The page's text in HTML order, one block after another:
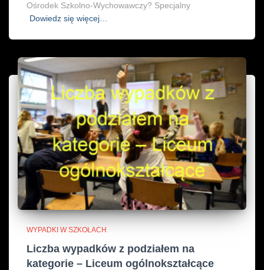
Ośrodek Szkolno-Wychowawczy? Specjalny
Dowiedz się więcej…
WYPADKI W SZKOŁACH
Liczba wypadków z podziałem na
kategorie – Liceum ogólnokształcące